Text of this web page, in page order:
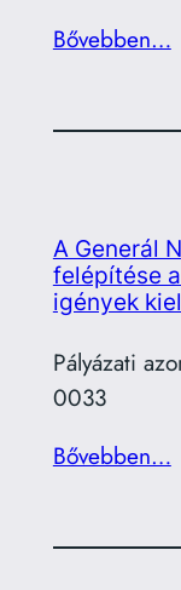
Bővebben…
A Generál
felépítése
igények
Pályázati
0033
Bővebben…